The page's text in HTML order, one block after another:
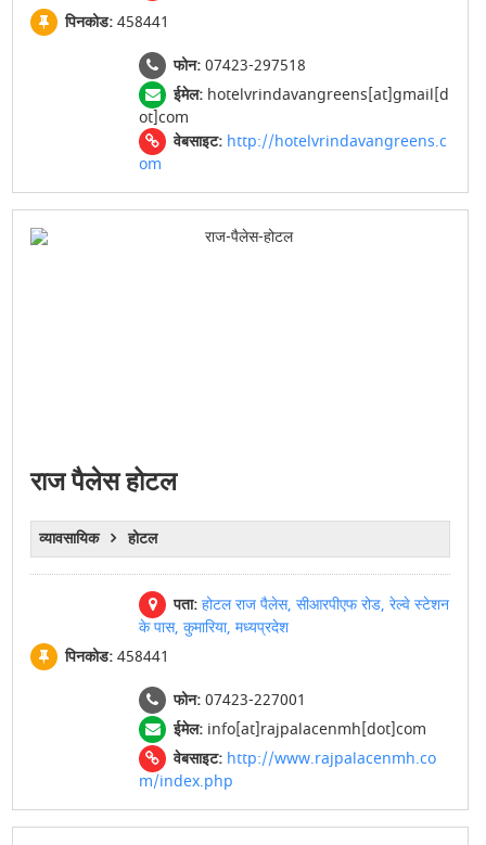
पिनकोड:458441
फोन:07423-297518
ईमेल: hotelvrindavangreens[at]gmail[d
ot]com
वेबसाइट: http://hotelvrindavangreens.c
om
राज पैलेस होटल
व्यावसायिक होटल
पता: होटल राज पैलेस, सीआरपीएफ रोड, रेल्वे स्टेशन
के पास, कुमारिया, मध्यप्रदेश
पिनकोड:458441
फोन:07423-227001
ईमेल: info[at]rajpalacenmh[dot]com
वेबसाइट: http://www.rajpalacenmh.co
m/index.php